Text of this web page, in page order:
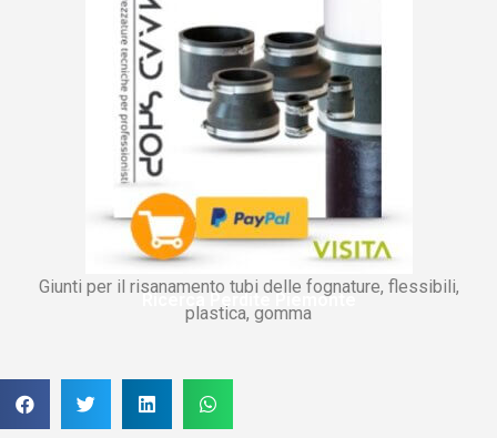
Giunti per il risanamento tubi delle fognature, flessibili,
plastica, gomma
Ricerca Perdite Piemonte